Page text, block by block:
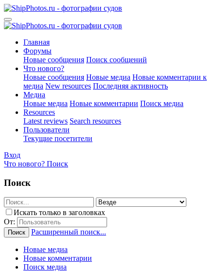
Главная
Форумы
Новые сообщения Поиск сообщений
Что нового?
Новые сообщения Новые медиа Новые комментарии к
медиа New resources Последняя активность
Медиа
Новые медиа Новые комментарии Поиск медиа
Resources
Latest reviews Search resources
Пользователи
Текущие посетители
Вход
Что нового? Поиск
Поиск
Искать только в заголовках
От:
Поиск Расширенный поиск...
Новые медиа
Новые комментарии
Поиск медиа